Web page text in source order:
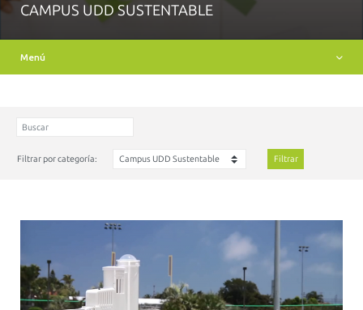
CAMPUS UDD SUSTENTABLE
Menú
Contacto
Filtrar por categoría: Filtrar